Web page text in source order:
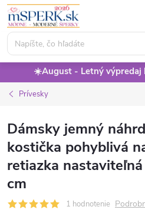
Prejsť
obsah
☀️August - Letný výpredaj
Prívesky
Dámsky jemný
kostička pohyblivá
retiazka
cm
1 hodnotenie